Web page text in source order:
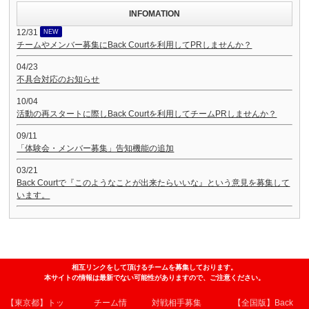
INFOMATION
12/31
NEW
チームやメンバー募集にBack Courtを利用してPRしませんか？
04/23
不具合対応のお知らせ
10/04
活動の再スタートに際しBack Courtを利用してチームPRしませんか？
09/11
「体験会・メンバー募集」告知機能の追加
03/21
Back Courtで『このようなことが出来たらいいな』という意見を募集して
います。
相互リンクをして頂けるチームを募集しております。
本サイトの情報は最新でない可能性がありますので、ご注意ください。
【東京都】トッ チーム情 対戦相手募集 【全国版】Back